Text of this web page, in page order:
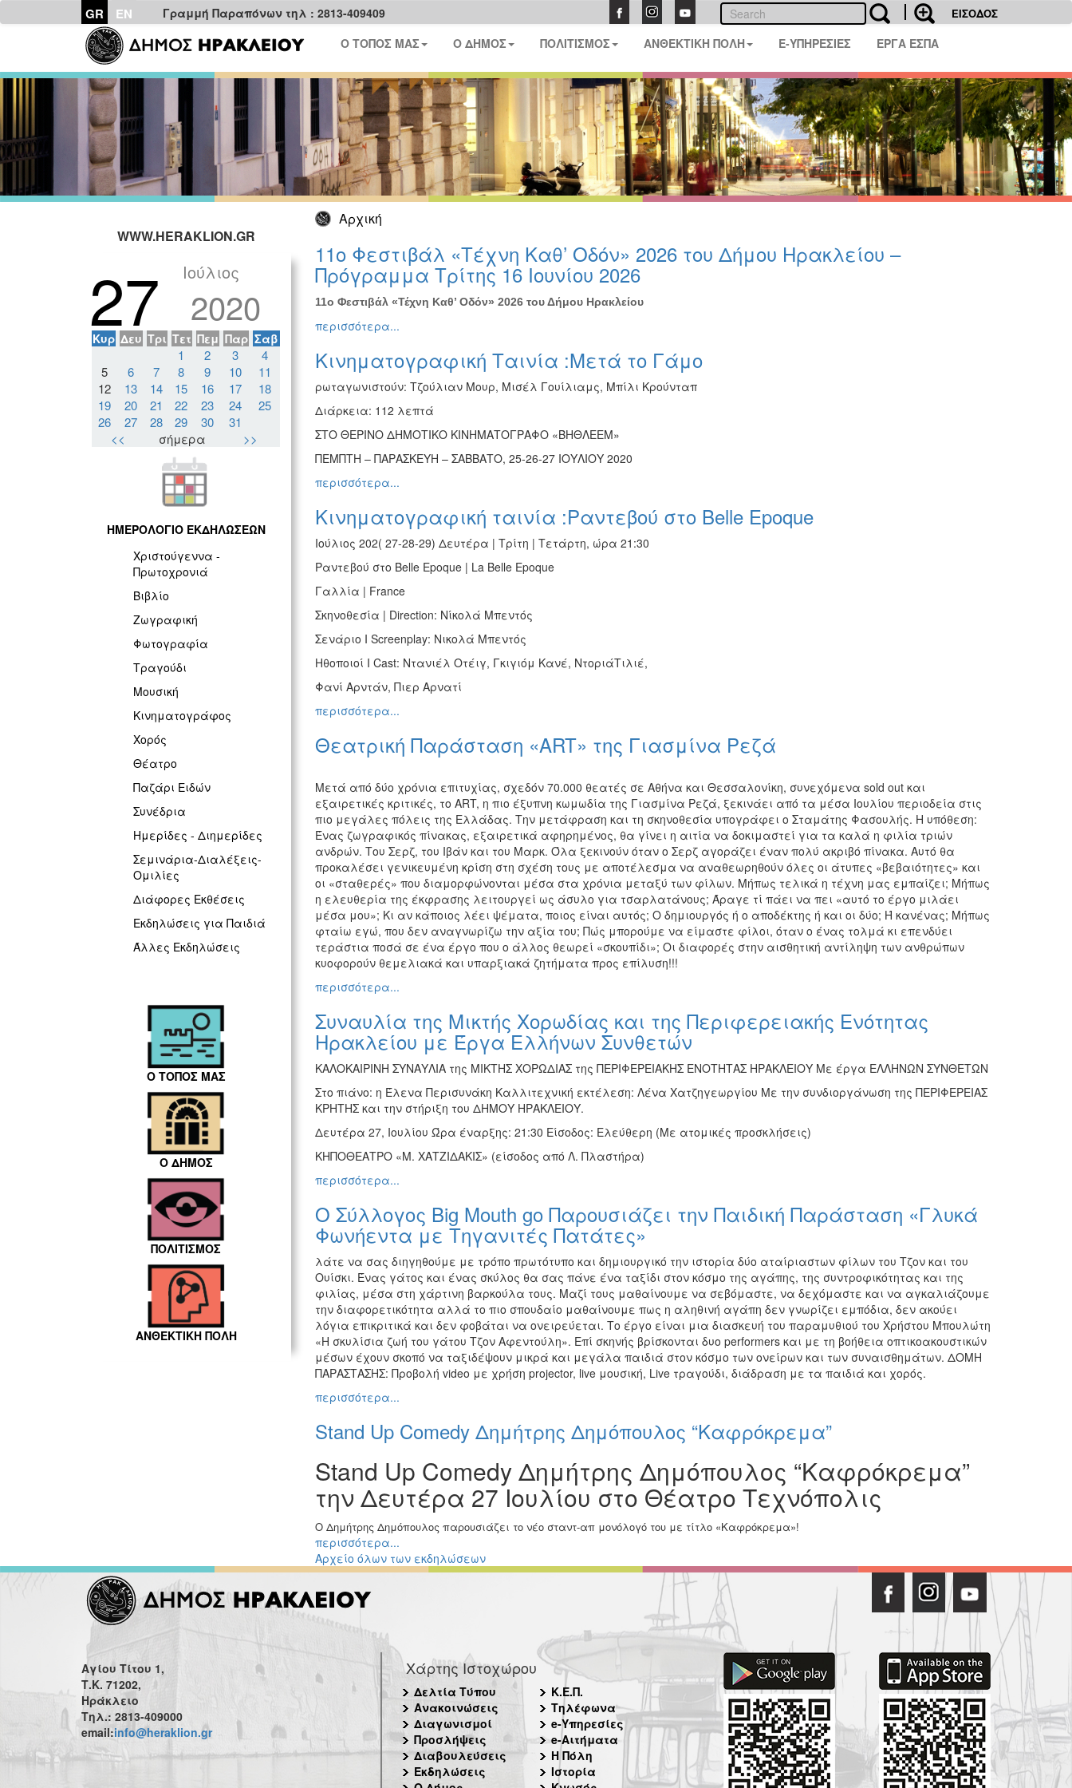
GR EN Γραμμή Παραπόνων τηλ : 2813-409409 ΕΙΣΟΔΟΣ
Ο ΤΟΠΟΣ ΜΑΣ Ο ΔΗΜΟΣ ΠΟΛΙΤΙΣΜΟΣ ΑΝΘΕΚΤΙΚΗ ΠΟΛΗ E-ΥΠΗΡΕΣΙΕΣ ΕΡΓΑ ΕΣΠΑ
Αρχική
WWW.HERAKLION.GR
27 Ιούλιος
2020
Κυρ Δευ Τρι Τετ Πεμ Παρ Σαβ
1 2 3
4
5
6 7 8 9 10
11
12
13 14 15 16 17
18
19
20 21 22 23 24
25
26
27 28 29 30
31
<<
σήμερα >>
ΗΜΕΡΟΛΟΓΙΟ ΕΚΔΗΛΩΣΕΩΝ
Χριστούγεννα -
Πρωτοχρονιά
Βιβλίο
Ζωγραφική
Φωτογραφία
Τραγούδι
Μουσική
Κινηματογράφος
Χορός
Θέατρο
Παζάρι Ειδών
Συνέδρια
Ημερίδες - Διημερίδες
Σεμινάρια-Διαλέξεις-
Ομιλίες
Διάφορες Εκθέσεις
Εκδηλώσεις για Παιδιά
Άλλες Εκδηλώσεις
Ο ΤΟΠΟΣ ΜΑΣ
Ο ΔΗΜΟΣ
ΠΟΛΙΤΙΣΜΟΣ
ΑΝΘΕΚΤΙΚΗ ΠΟΛΗ
11ο Φεστιβάλ «Τέχνη Καθ’ Οδόν» 2026 του Δήμου Ηρακλείου –
Πρόγραμμα Τρίτης 16 Ιουνίου 2026
11ο Φεστιβάλ «Τέχνη Καθ’ Οδόν» 2026 του Δήμου Ηρακλείου
περισσότερα...
Κινηματογραφική Ταινία :Μετά το Γάμο
ρωταγωνιστούν: Τζούλιαν Μουρ, Μισέλ Γουίλιαμς, Μπίλι Κρούνταπ
Διάρκεια: 112 λεπτά
ΣΤΟ ΘΕΡΙΝΟ ΔΗΜΟΤΙΚΟ ΚΙΝΗΜΑΤΟΓΡΑΦΟ «ΒΗΘΛΕΕΜ»
ΠΕΜΠΤΗ – ΠΑΡΑΣΚΕΥΗ – ΣΑΒΒΑΤΟ, 25-26-27 ΙΟΥΛΙΟΥ 2020
περισσότερα...
Κινηματογραφική ταινία :Ραντεβού στο Belle Epoque
Ιούλιος 202( 27-28-29) Δευτέρα | Τρίτη | Τετάρτη, ώρα 21:30
Ραντεβού στο Belle Epoque | La Belle Epoque
Γαλλία | France
Σκηνοθεσία | Direction: Νίκολά Μπεντός
Σενάριο I Screenplay: Νικολά Μπεντός
Ηθοποιοί I Cast: Ντανιέλ Οτέιγ, Γκιγιόμ Κανέ, ΝτοριάΤιλιέ,
Φανί Αρντάν, Πιερ Αρνατί
περισσότερα...
Θεατρική Παράσταση «ART» της Γιασμίνα Ρεζά
Μετά από δύο χρόνια επιτυχίας, σχεδόν 70.000 θεατές σε Αθήνα και Θεσσαλονίκη, συνεχόμενα sold out και
εξαιρετικές κριτικές, το ART, η πιο έξυπνη κωμωδία της Γιασμίνα Ρεζά, ξεκινάει από τα μέσα Ιουλίου περιοδεία στις
πιο μεγάλες πόλεις της Ελλάδας. Την μετάφραση και τη σκηνοθεσία υπογράφει ο Σταμάτης Φασουλής. Η υπόθεση:
Ένας ζωγραφικός πίνακας, εξαιρετικά αφηρημένος, θα γίνει η αιτία να δοκιμαστεί για τα καλά η φιλία τριών
ανδρών. Του Σερζ, του Ιβάν και του Μαρκ. Όλα ξεκινούν όταν ο Σερζ αγοράζει έναν πολύ ακριβό πίνακα. Αυτό θα
προκαλέσει γενικευμένη κρίση στη σχέση τους με αποτέλεσμα να αναθεωρηθούν όλες οι άτυπες «βεβαιότητες» και
οι «σταθερές» που διαμορφώνονται μέσα στα χρόνια μεταξύ των φίλων. Μήπως τελικά η τέχνη μας εμπαίζει; Μήπως
η ελευθερία της έκφρασης λειτουργεί ως άσυλο για τσαρλατάνους; Άραγε τί πάει να πει «αυτό το έργο μιλάει
μέσα μου»; Κι αν κάποιος λέει ψέματα, ποιος είναι αυτός; Ο δημιουργός ή ο αποδέκτης ή και οι δύο; Ή κανένας; Μήπως
φταίω εγώ, που δεν αναγνωρίζω την αξία του; Πώς μπορούμε να είμαστε φίλοι, όταν ο ένας τολμά κι επενδύει
τεράστια ποσά σε ένα έργο που ο άλλος θεωρεί «σκουπίδι»; Οι διαφορές στην αισθητική αντίληψη των ανθρώπων
κυοφορούν θεμελιακά και υπαρξιακά ζητήματα προς επίλυση!!!
περισσότερα...
Συναυλία της Μικτής Χορωδίας και της Περιφερειακής Ενότητας
Ηρακλείου με Έργα Ελλήνων Συνθετών
ΚΑΛΟΚΑΙΡΙΝΗ ΣΥΝΑΥΛΙΑ της ΜΙΚΤΗΣ ΧΟΡΩΔΙΑΣ της ΠΕΡΙΦΕΡΕΙΑΚΗΣ ΕΝΟΤΗΤΑΣ ΗΡΑΚΛΕΙΟΥ Με έργα ΕΛΛΗΝΩΝ ΣΥΝΘΕΤΩΝ
Στο πιάνο: η Έλενα Περισυνάκη Καλλιτεχνική εκτέλεση: Λένα Χατζηγεωργίου Με την συνδιοργάνωση της ΠΕΡΙΦΕΡΕΙΑΣ
ΚΡΗΤΗΣ και την στήριξη του ΔΗΜΟΥ ΗΡΑΚΛΕΙΟΥ.
Δευτέρα 27, Ιουλίου Ώρα έναρξης: 21:30 Είσοδος: Ελεύθερη (Με ατομικές προσκλήσεις)
ΚΗΠΟΘΕΑΤΡΟ «Μ. ΧΑΤΖΙΔΑΚΙΣ» (είσοδος από Λ. Πλαστήρα)
περισσότερα...
Ο Σύλλογος Big Mouth go Παρουσιάζει την Παιδική Παράσταση «Γλυκά
Φωνήεντα με Τηγανιτές Πατάτες»
λάτε να σας διηγηθούμε με τρόπο πρωτότυπο και δημιουργικό την ιστορία δύο αταίριαστων φίλων του Τζον και του
Ουίσκι. Ένας γάτος και ένας σκύλος θα σας πάνε ένα ταξίδι στον κόσμο της αγάπης, της συντροφικότητας και της
φιλίας, μέσα στη χάρτινη βαρκούλα τους. Μαζί τους μαθαίνουμε να σεβόμαστε, να δεχόμαστε και να αγκαλιάζουμε
την διαφορετικότητα αλλά το πιο σπουδαίο μαθαίνουμε πως η αληθινή αγάπη δεν γνωρίζει εμπόδια, δεν ακούει
λόγια επικριτικά και δεν φοβάται να ονειρεύεται. Το έργο είναι μια διασκευή του παραμυθιού του Χρήστου Μπουλώτη
«Η σκυλίσια ζωή του γάτου Τζον Αφεντούλη». Επί σκηνής βρίσκονται δυο performers και με τη βοήθεια οπτικοακουστικών
μέσων έχουν σκοπό να ταξιδέψουν μικρά και μεγάλα παιδιά στον κόσμο των ονείρων και των συναισθημάτων. ΔΟΜΗ
ΠΑΡΑΣΤΑΣΗΣ: Προβολή video με χρήση projector, live μουσική, Live τραγούδι, διάδραση με τα παιδιά και χορός.
περισσότερα...
Stand Up Comedy Δημήτρης Δημόπουλος “Καφρόκρεμα”
Stand Up Comedy Δημήτρης Δημόπουλος “Καφρόκρεμα”
την Δευτέρα 27 Ιουλίου στο Θέατρο Τεχνόπολις
Ο Δημήτρης Δημόπουλος παρουσιάζει το νέο σταντ-απ μονόλογό του με τίτλο «Καφρόκρεμα»!
περισσότερα...
Αρχείο όλων των εκδηλώσεων
Αγίου Τίτου 1,
Τ.Κ. 71202,
Ηράκλειο
Τηλ.: 2813-409000
email:info@heraklion.gr
Χάρτης Ιστοχώρου
Δελτία Τύπου
Ανακοινώσεις
Διαγωνισμοί
Προσλήψεις
Διαβουλεύσεις
Εκδηλώσεις
Κ.Ε.Π.
Τηλέφωνα
e-Υπηρεσίες
e-Αιτήματα
Η Πόλη
Ιστορία